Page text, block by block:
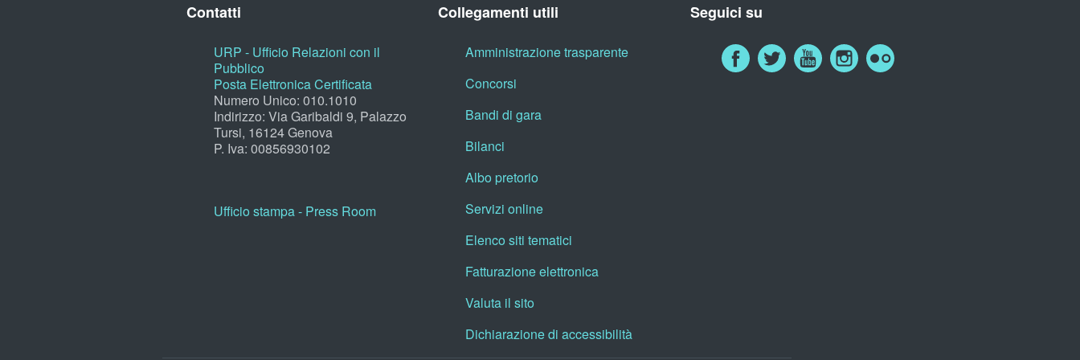
Contatti
URP - Ufficio Relazioni con il
Pubblico
Posta Elettronica Certificata
Numero Unico: 010.1010
Indirizzo: Via Garibaldi 9, Palazzo
Tursi, 16124 Genova
P. Iva: 00856930102
Ufficio stampa - Press Room
Collegamenti utili
Amministrazione trasparente
Concorsi
Bandi di gara
Bilanci
Albo pretorio
Servizi online
Elenco siti tematici
Fatturazione elettronica
Valuta il sito
Dichiarazione di accessibilità
Seguici su